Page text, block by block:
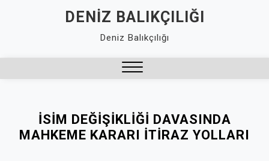
DENIZ BALIKÇILIĞI
Deniz Balıkçılığı
İSIM DEĞIŞIKLIĞI DAVASINDA
MAHKEME KARARI İTIRAZ YOLLARI